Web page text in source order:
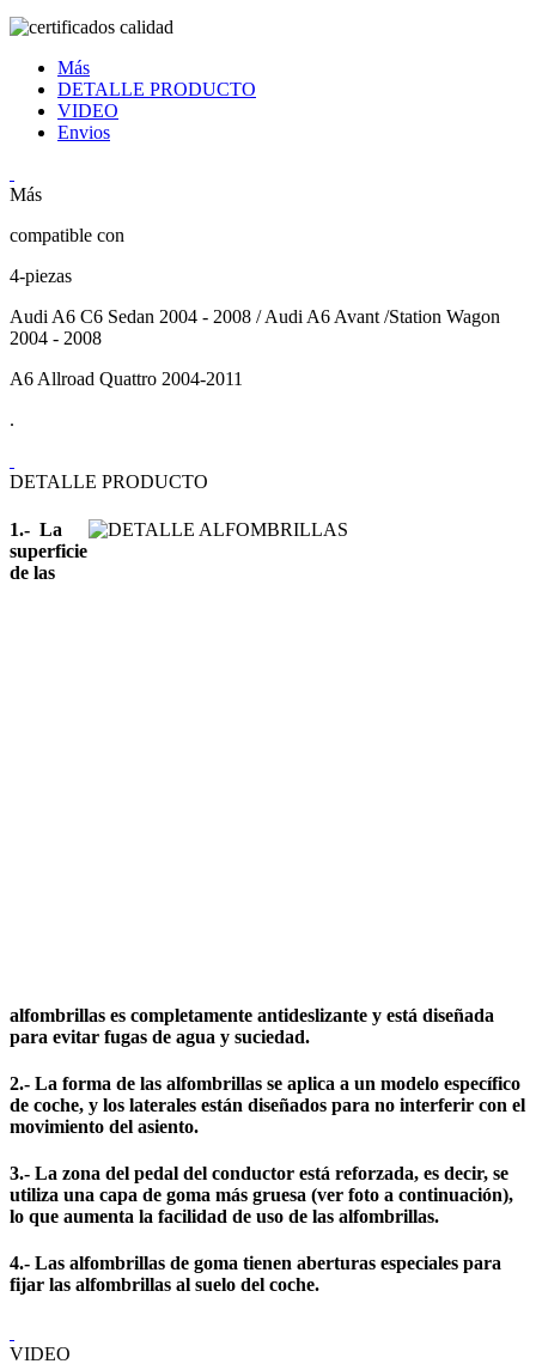
Más
DETALLE PRODUCTO
VIDEO
Envios
Más
compatible con
4-piezas
Audi A6 C6 Sedan 2004 - 2008 / Audi A6 Avant /Station Wagon
2004 - 2008
A6 Allroad Quattro 2004-2011
.
DETALLE PRODUCTO
1.- La
superficie
de las
alfombrillas es completamente antideslizante y está diseñada
para evitar fugas de agua y suciedad.
2.- La forma de las alfombrillas se aplica a un modelo específico
de coche, y los laterales están diseñados para no interferir con el
movimiento del asiento.
3.- La zona del pedal del conductor está reforzada, es decir, se
utiliza una capa de goma más gruesa (ver foto a continuación),
lo que aumenta la facilidad de uso de las alfombrillas.
4.- Las alfombrillas de goma tienen aberturas especiales para
fijar las alfombrillas al suelo del coche.
VIDEO